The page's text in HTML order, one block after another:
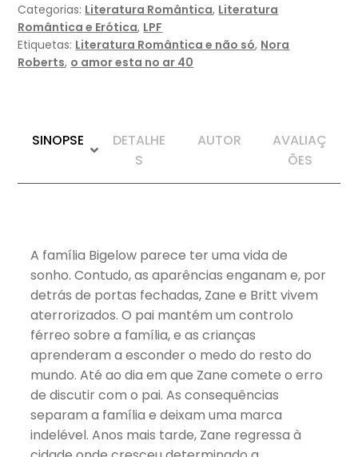
Categorias: Literatura Romântica, Literatura
Romântica e Erótica, LPF
Etiquetas: Literatura Romântica e não só, Nora
Roberts, o amor esta no ar 40
SINOPSE
DETALHE
S
AUTOR
AVALIAÇ
ÕES
A família Bigelow parece ter uma vida de
sonho. Contudo, as aparências enganam e, por
detrás de portas fechadas, Zane e Britt vivem
aterrorizados. O pai mantém um controlo
férreo sobre a família, e as crianças
aprenderam a esconder o medo do resto do
mundo. Até ao dia em que Zane comete o erro
de discutir com o pai. As consequências
separam a família e deixam uma marca
indelével. Anos mais tarde, Zane regressa à